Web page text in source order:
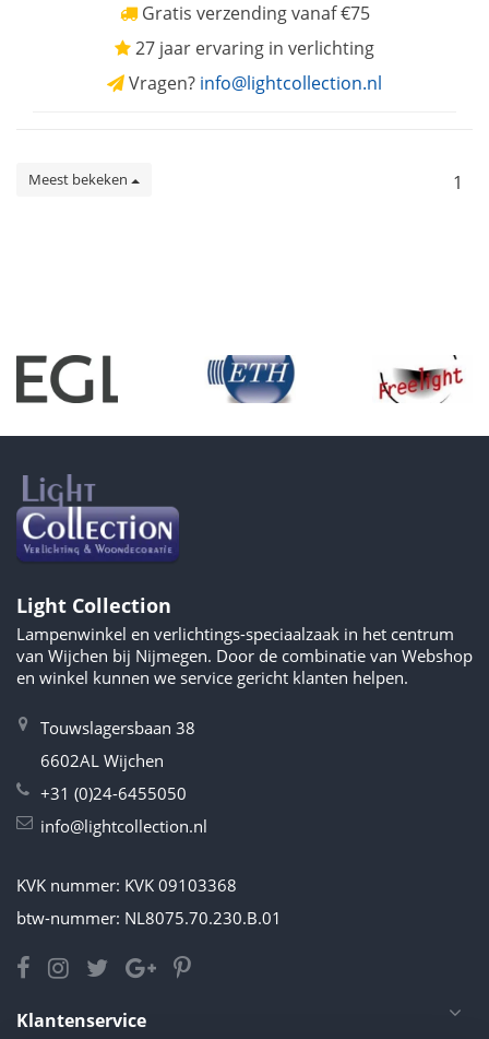
Gratis verzending vanaf €75
27 jaar ervaring in verlichting
Vragen? info@lightcollection.nl
Meest bekeken 1
Light Collection
Lampenwinkel en verlichtings-speciaalzaak in het centrum
van Wijchen bij Nijmegen. Door de combinatie van Webshop
en winkel kunnen we service gericht klanten helpen.
Touwslagersbaan 38
6602AL Wijchen
+31 (0)24-6455050
info@lightcollection.nl
KVK nummer: KVK 09103368
btw-nummer: NL8075.70.230.B.01
Klantenservice